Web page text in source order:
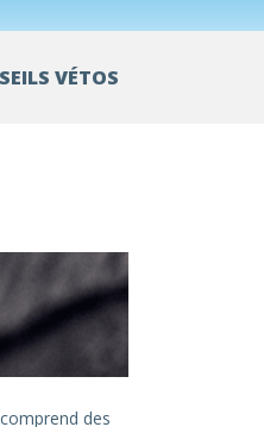
VÉTOS
des